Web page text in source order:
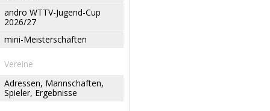
andro WTTV-Jugend-Cup
2026/27
mini-Meisterschaften
Vereine
Adressen, Mannschaften,
Spieler, Ergebnisse